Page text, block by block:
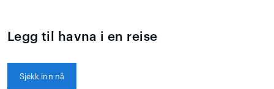
Legg til havna i en reise
Sjekk inn nå